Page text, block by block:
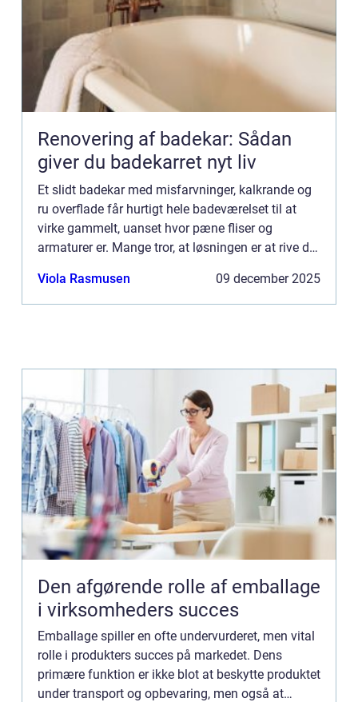
Renovering af badekar: Sådan
giver du badekarret nyt liv
Et slidt badekar med misfarvninger, kalkrande og
ru overflade får hurtigt hele badeværelset til at
virke gammelt, uanset hvor pæne fliser og
armaturer er. Mange tror, at løsningen er at rive det
Viola Rasmusen 09 december 2025
Den afgørende rolle af emballage
i virksomheders succes
Emballage spiller en ofte undervurderet, men vital
rolle i produkters succes på markedet. Dens
primære funktion er ikke blot at beskytte produktet
under transport og opbevaring, men også at